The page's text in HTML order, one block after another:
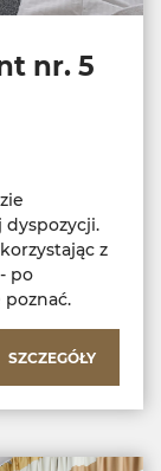
nr. 5
z
po
SZCZEGÓŁY